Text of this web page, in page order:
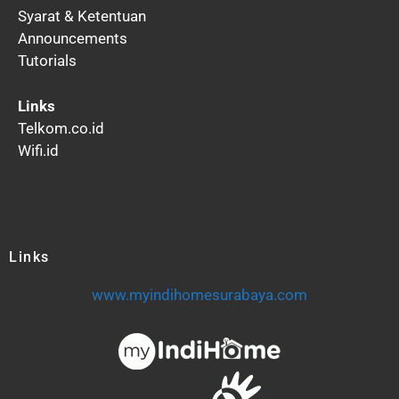
Syarat & Ketentuan
Announcements
Tutorials
Links
Telkom.co.id
Wifi.id
Links
www.myindihomesurabaya.com